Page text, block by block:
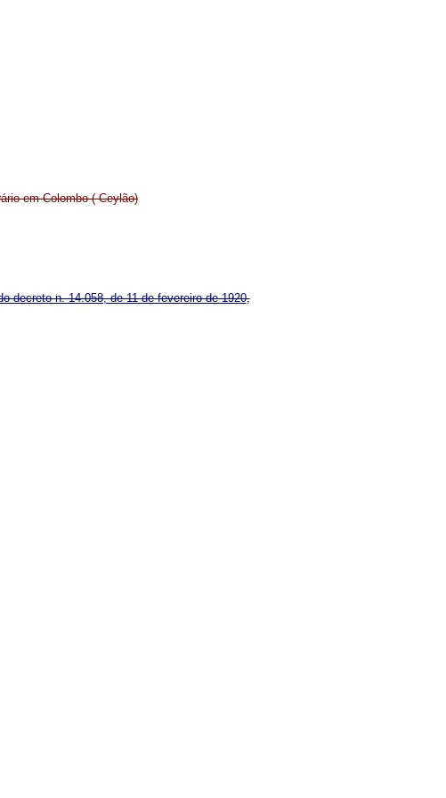
em Colombo ( Ceylão)
decreto n. 14.058, de 11 de fevereiro de 1920,